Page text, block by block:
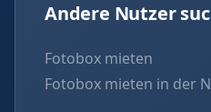
Andere Nutzer
Fotobox mieten
Fotobox mieten in der